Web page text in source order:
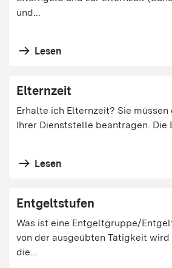
und...
Lesen
Elternzeit
Erhalte ich Elternzeit? Sie
Ihrer Dienststelle beantragen. Die
Lesen
Entgeltstufen
Was ist eine Entgeltgruppe/
von der ausgeübten Tätigkeit
die...